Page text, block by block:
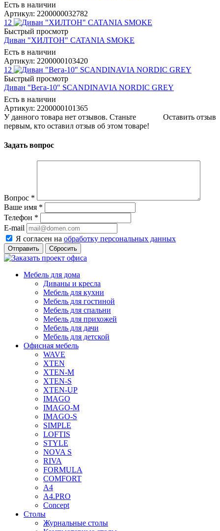
Есть в наличии
Артикул: 2200000032782
12
Быстрый просмотр
Диван "ХИЛТОН" CATANIA SMOKE
Есть в наличии
Артикул: 2200000103420
12
Быстрый просмотр
Диван "Вега-10" SCANDINAVIA NORDIC GREY
Есть в наличии
Артикул: 2200000101365
Оставить отзыв
У данного товара нет отзывов. Станьте
первым, кто оставил отзыв об этом товаре!
Задать вопрос
Вопрос *
Ваше имя *
Телефон *
E-mail
Я согласен на обработку персональных данных
Сбросить
Мебель для дома
Диваны и кресла
Мебель для кухни
Мебель для гостиной
Мебель для спальни
Мебель для прихожей
Мебель для дачи
Мебель для детской
Офисная мебель
WAVE
XTEN
XTEN-M
XTEN-S
XTEN-UP
IMAGO
IMAGO-M
IMAGO-S
SIMPLE
LOFTIS
STYLE
NOVA S
RIVA
FORMULA
COMFORT
A4
A4.PRO
Concept
Столы
Журнальные столы